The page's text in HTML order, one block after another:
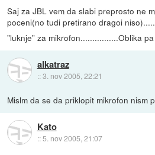
Saj za JBL vem da slabi preprosto ne
poceni(no tudi pretirano dragoi
"luknje" za mikrofon................Oblika pa
alkatraz
::3. nov 2005, 22:21
Mislm da se da priklopit mikrofon nism
Kato
::5. nov 2005, 21:07